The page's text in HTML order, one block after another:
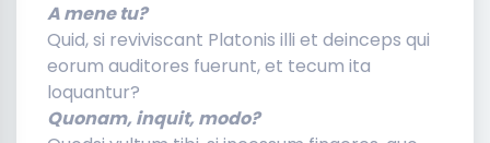
A mene tu?
Quid, si reviviscant Platonis illi et deinceps qui
eorum auditores fuerunt, et tecum ita
loquantur?
Quonam, inquit, modo?